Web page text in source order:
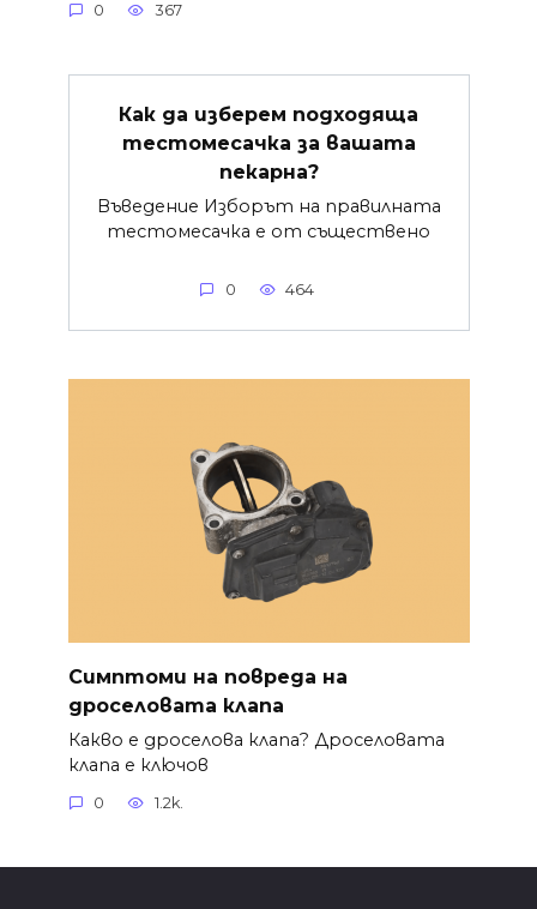
0 367
Как да изберем подходяща
тестомесачка за вашата
пекарна?
Въведение Изборът на правилната
тестомесачка е от съществено
0 464
Симптоми на повреда на
дроселовата клапа
Какво е дроселова клапа? Дроселовата
клапа е ключов
0 1.2k.